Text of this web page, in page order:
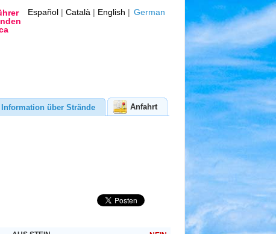
Español Català English German
Information über Strände Anfahrt